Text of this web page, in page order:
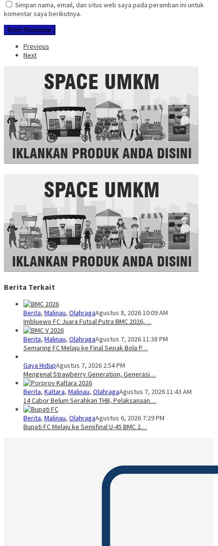
Simpan nama, email, dan situs web saya pada peramban ini untuk
komentar saya berikutnya.
Previous
Next
Berita Terkait
Berita, Malinau, OlahragaAgustus 8, 2026 10:09 AM
Imbluewo FC Juara Futsal Putra BMC 2026,…
Berita, Malinau, OlahragaAgustus 7, 2026 11:38 PM
Semaring FC Melaju ke Final Sepak Bola P…
Gaya HidupAgustus 7, 2026 2:54 PM
Mengenal Strawberry Generation, Generasi…
Berita, Kaltara, Malinau, OlahragaAgustus 7, 2026 11:43 AM
14 Cabor Belum Serahkan THB, Pelaksanaan…
Berita, Malinau, OlahragaAgustus 6, 2026 7:29 PM
Bupati FC Melaju ke Semifinal U-45 BMC 2…